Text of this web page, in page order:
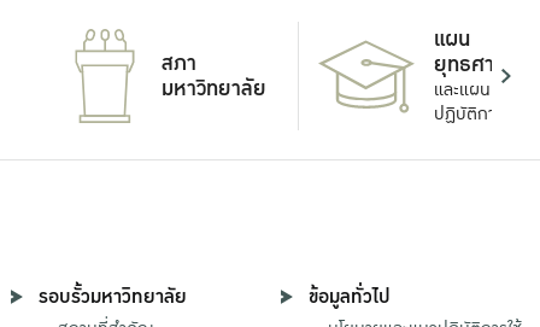
สภา
มหาวิทยาลัย
แผน
ยุทธศาสตร์
และแผน
ปฏิบัติการ
รอบรั้วมหาวิทยาลัย ข้อมูลทั่วไป